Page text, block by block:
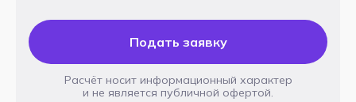
Подать заявку
Расчёт носит информационный характер
и не является публичной офертой.